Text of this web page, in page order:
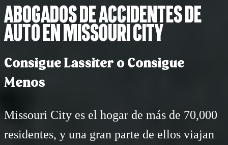
Abogados de Accidentes de
Auto en Missouri City
Consigue Lassiter o Consigue
Menos
Missouri City es el hogar de más de 70,000
residentes, y una gran parte de ellos viajan